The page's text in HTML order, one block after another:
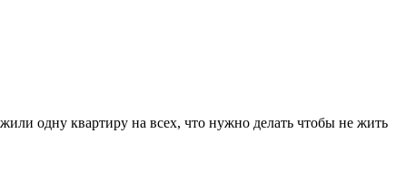
одну квартиру на всех, что нужно делать чтобы не жить